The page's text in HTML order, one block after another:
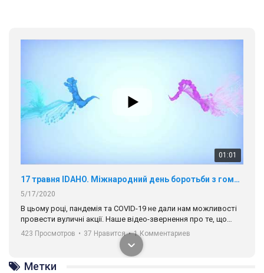
01:01
17 травня IDAHO. Міжнародний день боротьби з гомофобією трансфобією і біфобія.
5/17/2020
В цьому році, пандемія та COVІD-19 не дали нам можливості
провести вуличні акції. Наше відео-звернення про те, що
навіть коли ми у різних містах та не можемо зустрінеться, ми
разом. Ми закликаємо всіх хто поділяє цінності рівності та
солідарності, приєднатися до нас. Регіональні підрозділи
ГАУ є в 16 областях України.
423 Просмотров • 37 Нравится • 1 Комментариев
Метки